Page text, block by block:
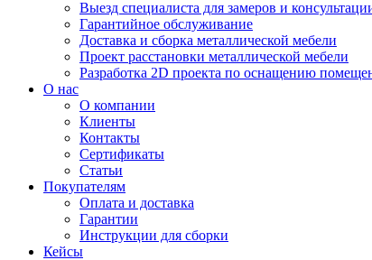
Выезд специалиста для замеров и
Гарантийное обслуживание
Доставка и сборка металлической мебели
Проект расстановки металлической мебели
Разработка 2D проекта по оснащению
О нас
О компании
Клиенты
Контакты
Сертификаты
Статьи
Покупателям
Оплата и доставка
Гарантии
Инструкции для сборки
Кейсы